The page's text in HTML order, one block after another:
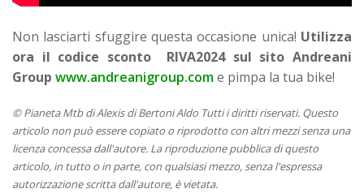
Non lasciarti sfuggire questa occasione unica! Utilizza
ora il codice sconto RIVA2024 sul sito Andreani
Group www.andreanigroup.come pimpa la tua bike!
© Pianeta Mtb di Alexis di Bertoni Aldo Tutti i diritti riservati. Questo
articolo non può essere copiato o riprodotto con altri mezzi senza una
licenza concessa dall'autore. La riproduzione pubblica di questo
articolo, in tutto o in parte, con qualsiasi mezzo, senza l'espressa
autorizzazione scritta dall'autore, è vietata.